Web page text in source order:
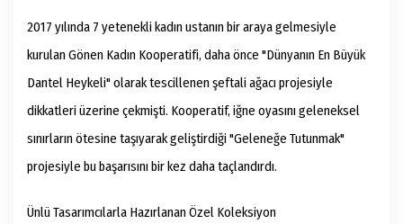
2017 yılında 7 yetenekli kadın ustanın bir araya gelmesiyle
kurulan Gönen Kadın Kooperatifi, daha önce "Dünyanın En Büyük
Dantel Heykeli" olarak tescillenen şeftali ağacı projesiyle
dikkatleri üzerine çekmişti. Kooperatif, iğne oyasını geleneksel
sınırların ötesine taşıyarak geliştirdiği "Geleneğe Tutunmak"
projesiyle bu başarısını bir kez daha taçlandırdı.
Ünlü Tasarımcılarla Hazırlanan Özel Koleksiyon